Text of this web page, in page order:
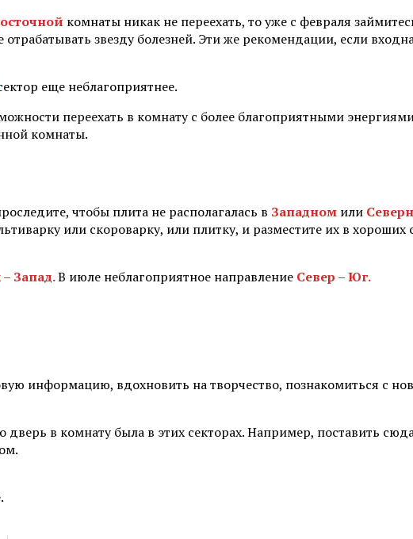
комнаты никак не переехать, то уже с февраля
звезду болезней. Эти же рекомендации, если
еще неблагоприятнее.
переехать в комнату с более благоприятными
комнаты.
чтобы плита не располагалась в Западном или
или скороварку, или плитку, и разместите их в
Запад.В июле неблагоприятное направление Север – Юг.
информацию, вдохновить на творчество, познакомиться с
в комнату была в этих секторах. Например, поставить